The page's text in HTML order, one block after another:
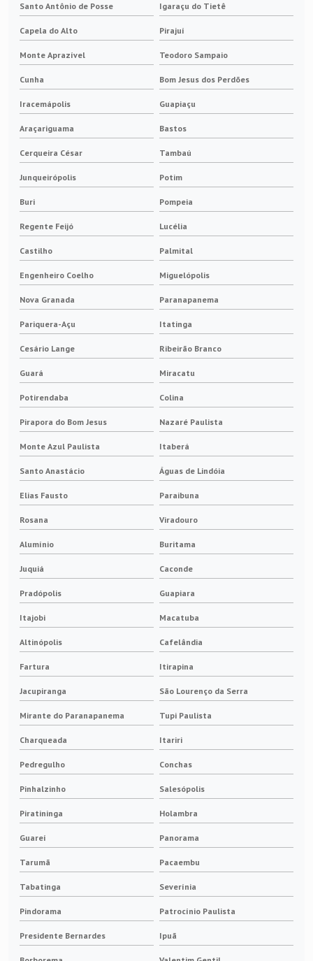
Santo Antônio de Posse Igaraçu do Tietê
Capela do Alto Pirajuí
Monte Aprazível Teodoro Sampaio
Cunha Bom Jesus dos Perdões
Iracemápolis Guapiaçu
Araçariguama Bastos
Cerqueira César Tambaú
Junqueirópolis Potim
Buri Pompeia
Regente Feijó Lucélia
Castilho Palmital
Engenheiro Coelho Miguelópolis
Nova Granada Paranapanema
Pariquera-Açu Itatinga
Cesário Lange Ribeirão Branco
Guará Miracatu
Potirendaba Colina
Pirapora do Bom Jesus Nazaré Paulista
Monte Azul Paulista Itaberá
Santo Anastácio Águas de Lindóia
Elias Fausto Paraibuna
Rosana Viradouro
Alumínio Buritama
Juquiá Caconde
Pradópolis Guapiara
Itajobi Macatuba
Altinópolis Cafelândia
Fartura Itirapina
Jacupiranga São Lourenço da Serra
Mirante do Paranapanema Tupi Paulista
Charqueada Itariri
Pedregulho Conchas
Pinhalzinho Salesópolis
Piratininga Holambra
Guareí Panorama
Tarumã Pacaembu
Tabatinga Severínia
Pindorama Patrocínio Paulista
Presidente Bernardes Ipuã